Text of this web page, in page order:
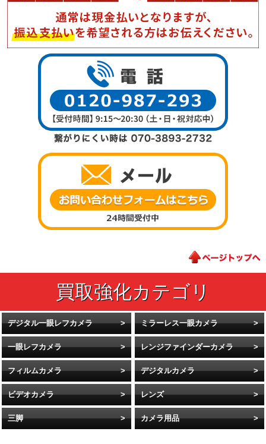
デジタル一眼レフカメラ ミラーレス一眼カメラ
一眼レフカメラ レンジファインダーカメラ
フィルムカメラ デジタルカメラ
ビデオカメラ レンズ
三脚 カメラ用品